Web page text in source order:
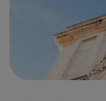
Refeições a bordo
Entretenimento
Wi-Fi
Gerir reserva
Gestão da Reserva